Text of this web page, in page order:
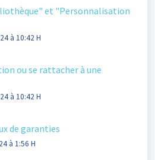
et "Personnalisation
à 10:42 H
ou se rattacher à une
à 10:42 H
de garanties
à 1:56 H